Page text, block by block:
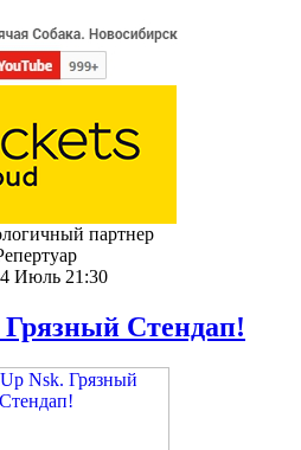
партнер
Июль 21:30
Грязный Стендап!